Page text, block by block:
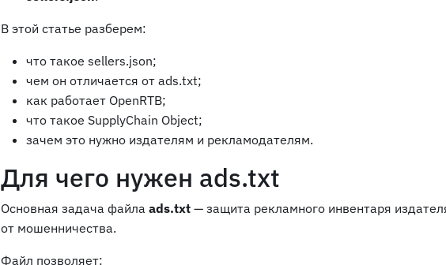
В этой статье разберем:
что такое sellers.json;
чем он отличается от ads.txt;
как работает OpenRTB;
что такое SupplyChain Object;
зачем это нужно издателям и рекламодателям.
Для чего нужен ads.txt
Основная задача файла ads.txt — защита рекламного инвентаря
от мошенничества.
Файл позволяет: